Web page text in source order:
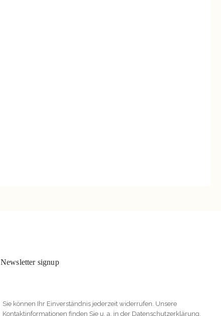
Newsletter signup
Sie können Ihr Einverständnis jederzeit widerrufen. Unsere
Kontaktinformationen finden Sie u. a. in der Datenschutzerklärung.